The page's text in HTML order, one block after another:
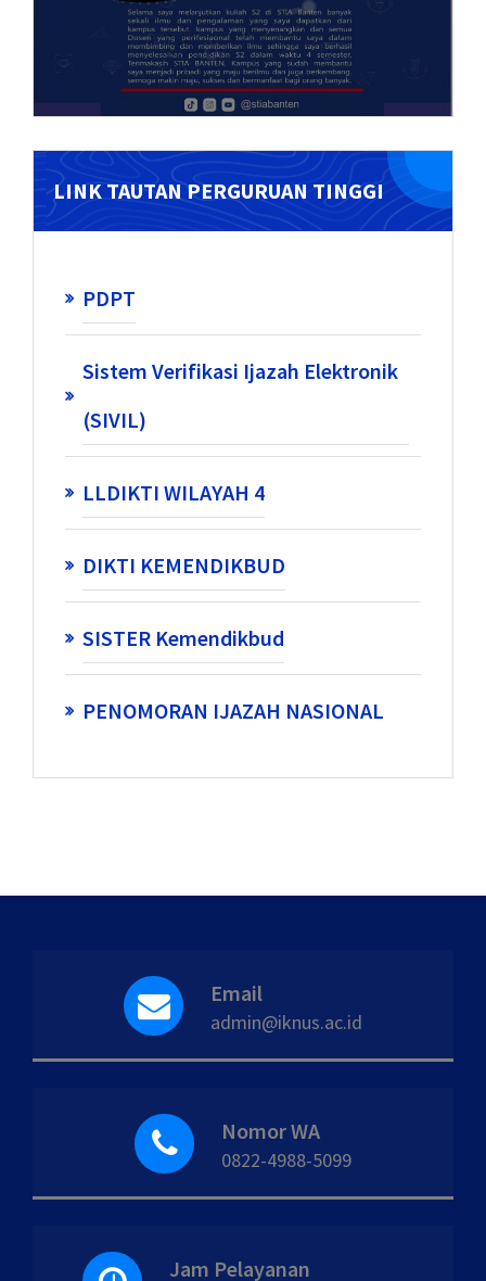
LINK TAUTAN PERGURUAN TINGGI
PDPT
Sistem Verifikasi Ijazah Elektronik
(SIVIL)
LLDIKTI WILAYAH 4
DIKTI KEMENDIKBUD
SISTER Kemendikbud
PENOMORAN IJAZAH NASIONAL
Email
admin@iknus.ac.id
Nomor WA
0822-4988-5099
Jam Pelayanan